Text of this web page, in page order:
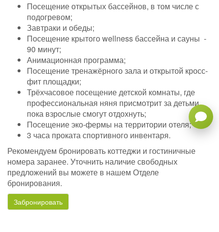
Посещение открытых бассейнов, в том числе с
подогревом;
Завтраки и обеды;
Посещение крытого wellness бассейна и сауны -
90 минут;
Анимационная программа;
Посещение тренажёрного зала и открытой кросс-
фит площадки;
Трёхчасовое посещение детской комнаты, где
профессиональная няня присмотрит за детьми,
пока взрослые смогут отдохнуть;
Посещение эко-фермы на территории отеля;
3 часа проката спортивного инвентаря.
Рекомендуем бронировать коттеджи и гостиничные
номера заранее. Уточнить наличие свободных
предложений вы можете в нашем Отделе
бронирования.
Забронировать